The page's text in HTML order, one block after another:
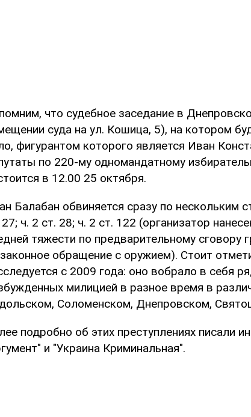
что судебное заседание в
суда на ул. Кошица, 5), на котором
фигурантом которого является Иван
по 220-му одномандатному
в 12.00 25 октября.
Балабан обвиняется сразу по нескольким
27; ч. 2 ст. 28; ч. 2 ст. 122 (организатор
тяжести по предварительному сговору
обращение с оружием). Стоит
с 2009 года: оно вобрало в себя
милицией в разное время в
Соломенском, Днепровском,
подробно об этих преступлениях писали
и "Украина Криминальная".